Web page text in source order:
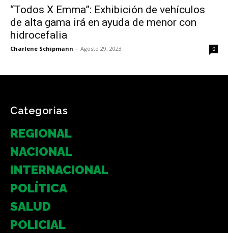
“Todos X Emma”: Exhibición de vehículos
de alta gama irá en ayuda de menor con
hidrocefalia
Charlene Schipmann - Agosto 29, 2023 0
Categorias
REGIONAL
NACIONAL
INTERNACIONAL
POLÍTICA
SALUD
POLICIAL